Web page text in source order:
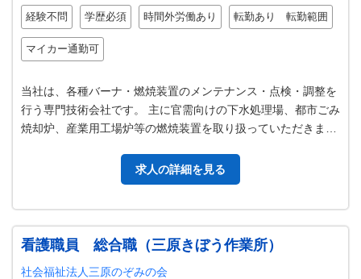
経験不問 学歴必須 時間外労働あり 転勤あり 転勤範囲
マイカー通勤可
当社は、各種バーナ・燃焼装置のメンテナンス・点検・調整を
行う専門技術会社です。 主に官需向けの下水処理場、都市ごみ
焼却炉、産業用工場炉等の燃焼装置を取り扱っていただきま
求人の詳細を見る
看護職員 総合職（三原きぼう作業所）
社会福祉法人三原のぞみの会